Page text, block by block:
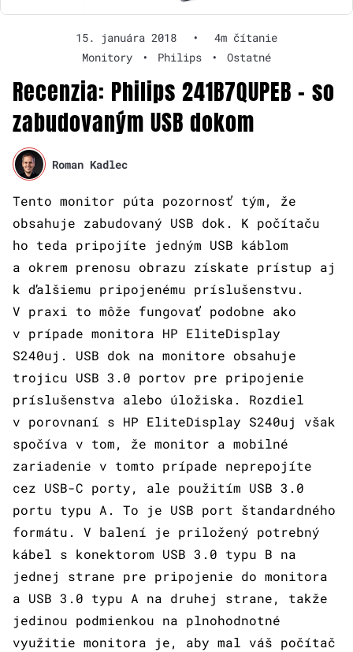
15. januára 2018 •
4m čítanie
Monitory
• Philips • Ostatné
Recenzia: Philips 241B7QUPEB – so
zabudovaným USB dokom
Roman Kadlec
Tento monitor púta pozornosť tým, že
obsahuje zabudovaný USB dok. K počítaču
ho teda pripojíte jedným USB káblom
a okrem prenosu obrazu získate prístup aj
k ďalšiemu pripojenému príslušenstvu.
V praxi to môže fungovať podobne ako
v prípade monitora HP EliteDisplay
S240uj. USB dok na monitore obsahuje
trojicu USB 3.0 portov pre pripojenie
príslušenstva alebo úložiska. Rozdiel
v porovnaní s HP EliteDisplay S240uj však
spočíva v tom, že monitor a mobilné
zariadenie v tomto prípade neprepojíte
cez USB-C porty, ale použitím USB 3.0
portu typu A. To je USB port štandardného
formátu. V balení je priložený potrebný
kábel s konektorom USB 3.0 typu B na
jednej strane pre pripojenie do monitora
a USB 3.0 typu A na druhej strane, takže
jedinou podmienkou na plnohodnotné
využitie monitora je, aby mal váš počítač